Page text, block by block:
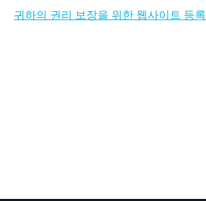
귀하의 권리 보장을 위한 웹사이트 등록